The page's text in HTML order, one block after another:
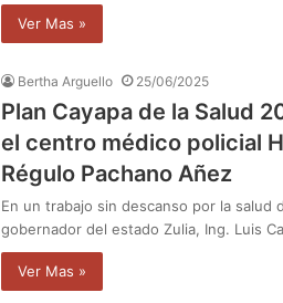
Ver Mas »
Bertha Arguello 25/06/2025
Plan Cayapa de la Salud
el centro médico policial
Régulo Pachano Añez
En un trabajo sin descanso por la salud
gobernador del estado Zulia, Ing. Luis
Ver Mas »